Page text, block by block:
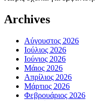
Archives
Αύγουστος 2026
Ιούλιος 2026
Ιούνιος 2026
Μάιος 2026
Απρίλιος 2026
Μάρτιος 2026
Φεβρουάριος 2026